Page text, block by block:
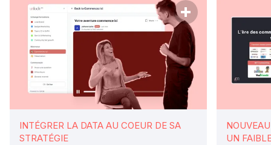
INTÉGRER LA DATA AU COEUR DE SA
STRATÉGIE
UN